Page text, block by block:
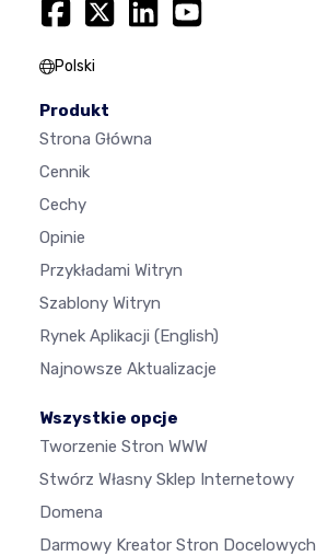
Polski
Produkt
Strona Główna
Cennik
Cechy
Opinie
Przykładami Witryn
Szablony Witryn
Rynek Aplikacji (English)
Najnowsze Aktualizacje
Wszystkie opcje
Tworzenie Stron WWW
Stwórz Własny Sklep Internetowy
Domena
Darmowy Kreator Stron Docelowych